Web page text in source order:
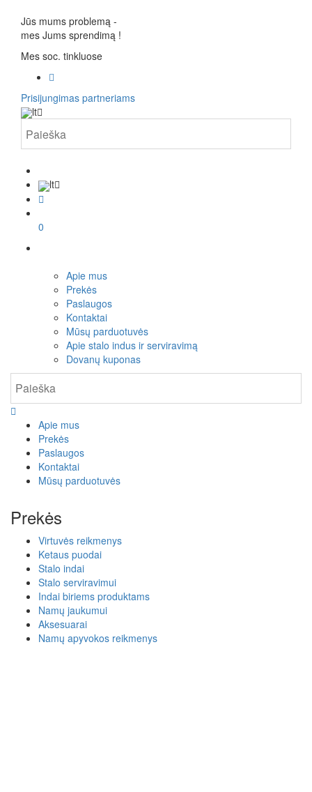
Jūs mums problemą -
mes Jums sprendimą !
Mes soc. tinkluose
Prisijungimas partneriams
lt
lt
0
Apie mus
Prekės
Paslaugos
Kontaktai
Mūsų parduotuvės
Apie stalo indus ir serviravimą
Dovanų kuponas
Apie mus
Prekės
Paslaugos
Kontaktai
Mūsų parduotuvės
Prekės
Virtuvės reikmenys
Ketaus puodai
Stalo indai
Stalo serviravimui
Indai biriems produktams
Namų jaukumui
Aksesuarai
Namų apyvokos reikmenys